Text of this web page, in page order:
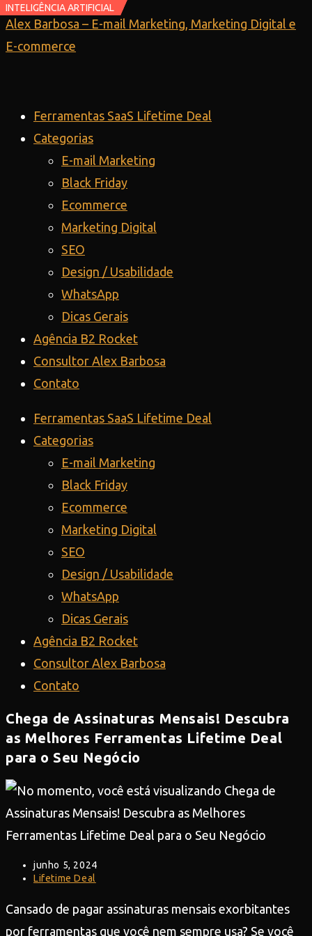
Ir
para
Alex Barbosa – E-mail Marketing, Marketing Digital e
E-commerce
Ferramentas SaaS Lifetime Deal
Categorias
E-mail Marketing
Black Friday
Ecommerce
Marketing Digital
SEO
Design / Usabilidade
WhatsApp
Dicas Gerais
Agência B2 Rocket
Consultor Alex Barbosa
Contato
Ferramentas SaaS Lifetime Deal
Categorias
E-mail Marketing
Black Friday
Ecommerce
Marketing Digital
SEO
Design / Usabilidade
WhatsApp
Dicas Gerais
Agência B2 Rocket
Consultor Alex Barbosa
Contato
Chega de Assinaturas Mensais! Descubra
as Melhores Ferramentas Lifetime Deal
para o Seu Negócio
Post
publicado:
junho 5, 2024
Categoria
post:
Lifetime Deal
Cansado de pagar assinaturas mensais exorbitantes
por ferramentas que você nem sempre usa? Se você
INTELIGÊNCIA ARTIFICIAL
INTELIGÊNCIA ARTIFICIAL